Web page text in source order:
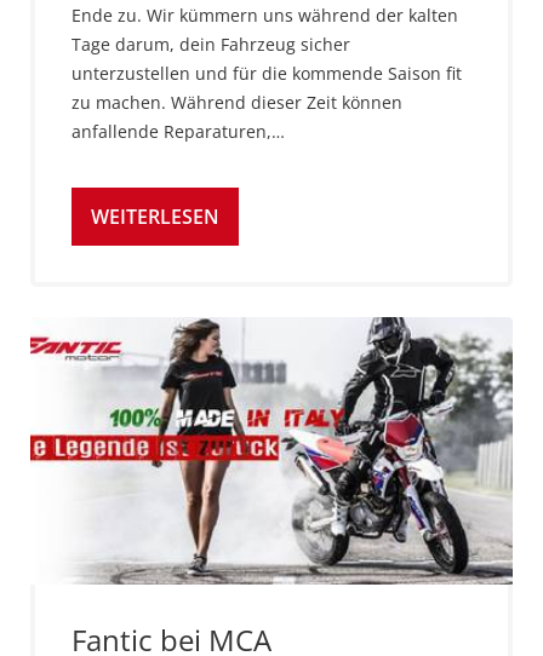
Ende zu. Wir kümmern uns während der kalten
Tage darum, dein Fahrzeug sicher
unterzustellen und für die kommende Saison fit
zu machen. Während dieser Zeit können
anfallende Reparaturen,…
WEITERLESEN
Fantic bei MCA